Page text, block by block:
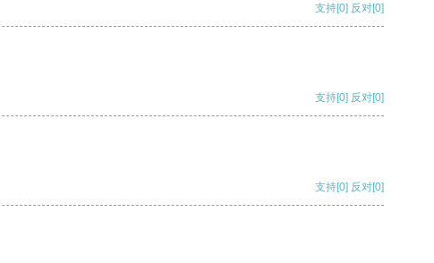
支持[0] 反对[0]
支持[0] 反对[0]
支持[0] 反对[0]